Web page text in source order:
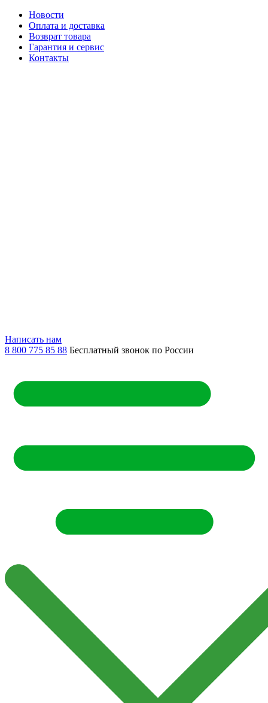
Новости
Оплата и доставка
Возврат товара
Гарантия и сервис
Контакты
Написать нам
8 800 775 85 88 Бесплатный звонок по России